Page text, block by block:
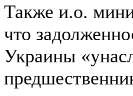
Также и.о.
что
Украины